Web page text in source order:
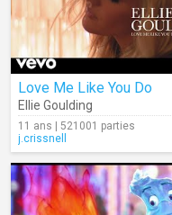
Love Me Like You Do
Ellie Goulding
11 ans | 521001 parties
j.crissnell